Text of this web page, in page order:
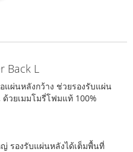
Back L
แผ่นหลังกว้าง ช่วยรองรับแผ่น
วยเมมโมรี่โฟมแท้ 100%
รองรับแผ่นหลังได้เต็มพื้นที่